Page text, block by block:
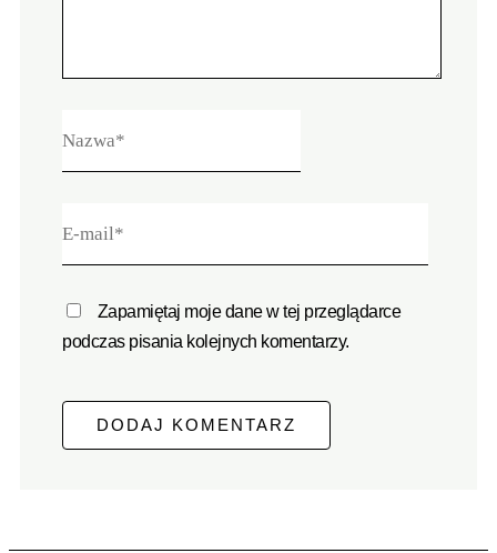
Zapamiętaj moje dane w tej przeglądarce
podczas pisania kolejnych komentarzy.